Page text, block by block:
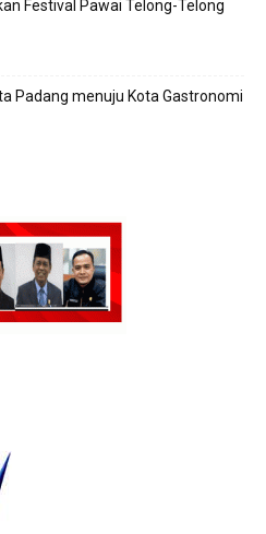
Festival Pawai Telong-Telong
Padang menuju Kota Gastronomi